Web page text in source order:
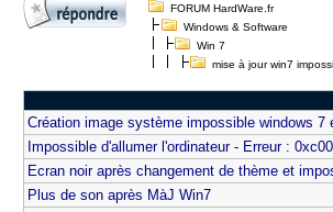
FORUM HardWare.fr
Windows & Software
Win 7
mise à jour win7
Création image système impossible windows 7
Impossible d'allumer l'ordinateur - Erreur :
Ecran noir après changement de thème et
Plus de son après MàJ Win7